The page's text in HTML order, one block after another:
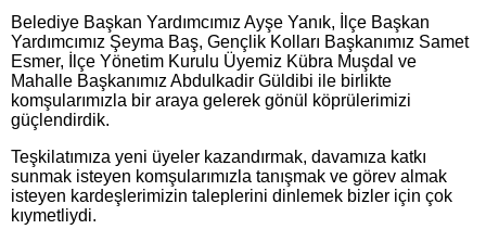
Belediye Başkan Yardımcımız Ayşe Yanık, İlçe Başkan
Yardımcımız Şeyma Baş, Gençlik Kolları Başkanımız Samet
Esmer, İlçe Yönetim Kurulu Üyemiz Kübra Muşdal ve
Mahalle Başkanımız Abdulkadir Güldibi ile birlikte
komşularımızla bir araya gelerek gönül köprülerimizi
güçlendirdik.
Teşkilatımıza yeni üyeler kazandırmak, davamıza katkı
sunmak isteyen komşularımızla tanışmak ve görev almak
isteyen kardeşlerimizin taleplerini dinlemek bizler için çok
kıymetliydi.